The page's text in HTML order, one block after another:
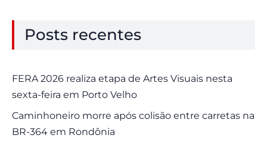
Posts recentes
FERA 2026 realiza etapa de Artes Visuais nesta
sexta-feira em Porto Velho
Caminhoneiro morre após colisão entre carretas na
BR-364 em Rondônia